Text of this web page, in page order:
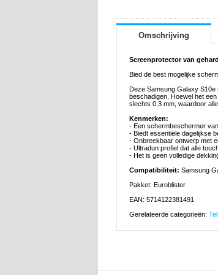
Omschrijving
Screenprotector van
Bied de best mogelijke
Deze Samsung Galaxy
beschadigen. Hoewel het
slechts 0,3 mm, waardoor
Kenmerken:
- Een schermbeschermer
- Biedt essentiële dagelijkse
- Onbreekbaar ontwerp met
- Ultradun profiel dat alle
- Het is geen volledige
Compatibiliteit: Samsung
Pakket: Euroblister
EAN: 5714122381491
Gerelateerde categorieën: